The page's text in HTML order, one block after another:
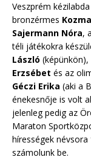
Veszprém
bronzérmes
Sajermann Nóra,
téli játékokra
László
Erzsébet és az
Géczi Erika (aki a
énekesnője is volt
jelenleg pedig az
Maraton
hírességek
számolunk be.